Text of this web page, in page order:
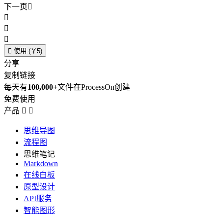
下一页



 使用 (￥5)
分享
复制链接
每天有100,000+文件在ProcessOn创建
免费使用
产品  
思维导图
流程图
思维笔记
Markdown
在线白板
原型设计
API服务
智能图形